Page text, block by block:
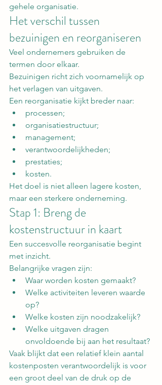
gehele organisatie.
Het verschil tussen
bezuinigen en reorganiseren
Veel ondernemers gebruiken de
termen door elkaar.
Bezuinigen richt zich voornamelijk op
het verlagen van uitgaven.
Een reorganisatie kijkt breder naar:
processen;
organisatiestructuur;
management;
verantwoordelijkheden;
prestaties;
kosten.
Het doel is niet alleen lagere kosten,
maar een sterkere onderneming.
Stap 1: Breng de
kostenstructuur in kaart
Een succesvolle reorganisatie begint
met inzicht.
Belangrijke vragen zijn:
Waar worden kosten gemaakt?
Welke activiteiten leveren waarde
op?
Welke kosten zijn noodzakelijk?
Welke uitgaven dragen
onvoldoende bij aan het resultaat?
Vaak blijkt dat een relatief klein aantal
kostenposten verantwoordelijk is voor
een groot deel van de druk op de